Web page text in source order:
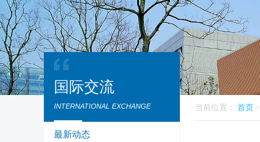
国际交流
INTERNATIONAL EXCHANGE
最新动态
当前位置： 首页 >